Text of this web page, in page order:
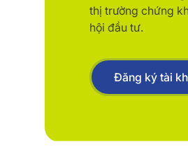
thị trường chứng
hội đầu tư.
Đăng ký tài